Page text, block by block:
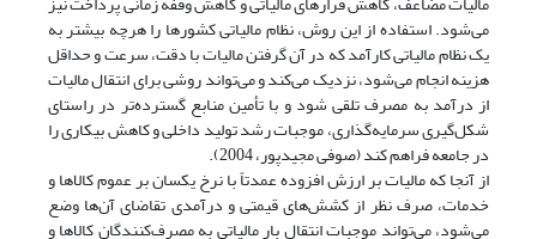
می‌شود. استفاده از این روش، نظام مالیاتی کشورها را هرچه بیشتر به
یک نظام مالیاتی کارآمد که در آن گرفتن مالیات با دقت،‌ سرعت و حداقل
هزینه انجام می‌شود، ‌نزدیک می‌کند و می‌تواند روشی برای انتقال مالیات
از درآمد به مصرف تلقی شود و با تأمین منابع گسترده‌تر در راستای
شکل‌گیری سرمایه‌گذاری، موجبات رشد تولید داخلی و کاهش بیکاری را
در جامعه فراهم کند (صوفی مجیدپور، 2004).
از آنجا که مالیات بر ارزش افزوده عمدتاً با نرخ یکسان بر عموم کالاها و
خدمات، صرف نظر از کشش‌های قیمتی و درآمدی تقاضای آن‌ها وضع
می‌شود، می‌تواند موجبات انتقال بار مالیاتی به مصرف‌کنندگان کالاها و